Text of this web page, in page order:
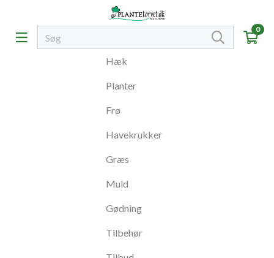
0
Hæk
Planter
Frø
Havekrukker
Græs
Muld
Gødning
Tilbehør